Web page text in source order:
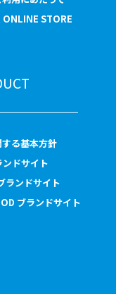
ONLINE STORE
る基本方針
ンドサイト
ンドサイト
ブランドサイト